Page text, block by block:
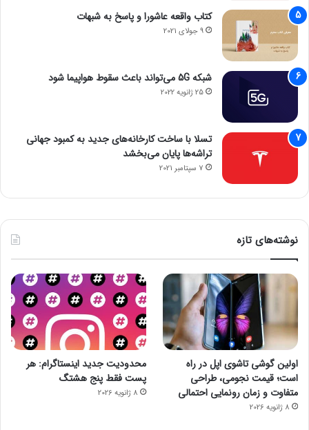
کتاب واقعه عاشورا و پاسخ به شبهات
9 جولای 2021
شبکه 5G می‌تواند باعث سقوط هواپیما شود
25 ژانویه 2022
تسلا با ساخت کارخانه‌های جدید به کمبود جهانی
تراشه‌ها پایان می‌بخشد
7 سپتامبر 2021
نوشته‌های تازه
اولین گوشی تاشوی اپل در راه
است؛ قیمت نجومی، طراحی
متفاوت و زمان رونمایی احتمالی
8 ژانویه 2026
محدودیت جدید اینستاگرام: هر
پست فقط پنج هشتگ
8 ژانویه 2026